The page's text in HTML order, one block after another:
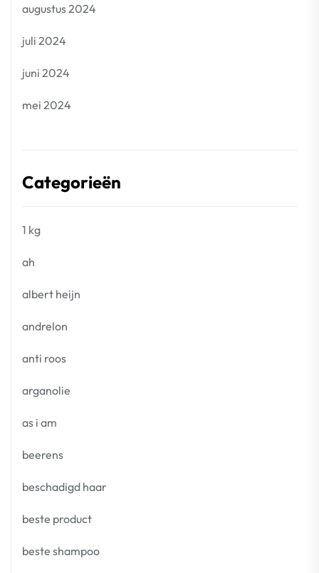
augustus 2024
juli 2024
juni 2024
mei 2024
Categorieën
1 kg
ah
albert heijn
andrelon
anti roos
arganolie
as i am
beerens
beschadigd haar
beste product
beste shampoo